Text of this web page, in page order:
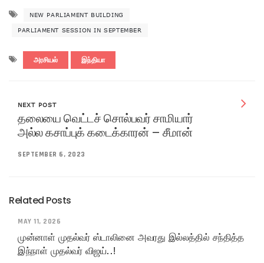
NEW PARLIAMENT BUILDING
PARLIAMENT SESSION IN SEPTEMBER
அரசியல் இந்தியா
NEXT POST
தலையை வெட்டச் சொல்பவர் சாமியார்
அல்ல கசாப்புக் கடைக்காரன் – சீமான்
SEPTEMBER 6, 2023
Related Posts
MAY 11, 2026
முன்னாள் முதல்வர் ஸ்டாலினை அவரது இல்லத்தில் சந்தித்த
இந்நாள் முதல்வர் விஜய்..!